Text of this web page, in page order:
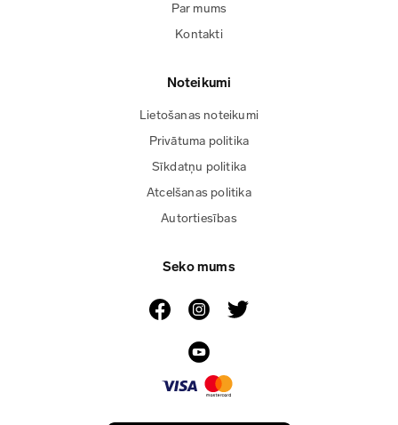
Par mums
Kontakti
Noteikumi
Lietošanas noteikumi
Privātuma politika
Sīkdatņu politika
Atcelšanas politika
Autortiesības
Seko mums